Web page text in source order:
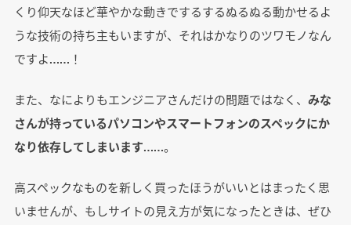
くり仰天なほど華やかな動きでするするぬるぬる動かせるよ
うな技術の持ち主もいますが、それはかなりのツワモノなん
ですよ……！
また、なによりもエンジニアさんだけの問題ではなく、 みな
さんが持っているパソコンやスマートフォンのスペックにか
なり依存してしまいます……。
高スペックなものを新しく買ったほうがいいとはまったく思
いませんが、もしサイトの見え方が気になったときは、ぜひ